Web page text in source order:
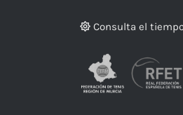
Consulta el